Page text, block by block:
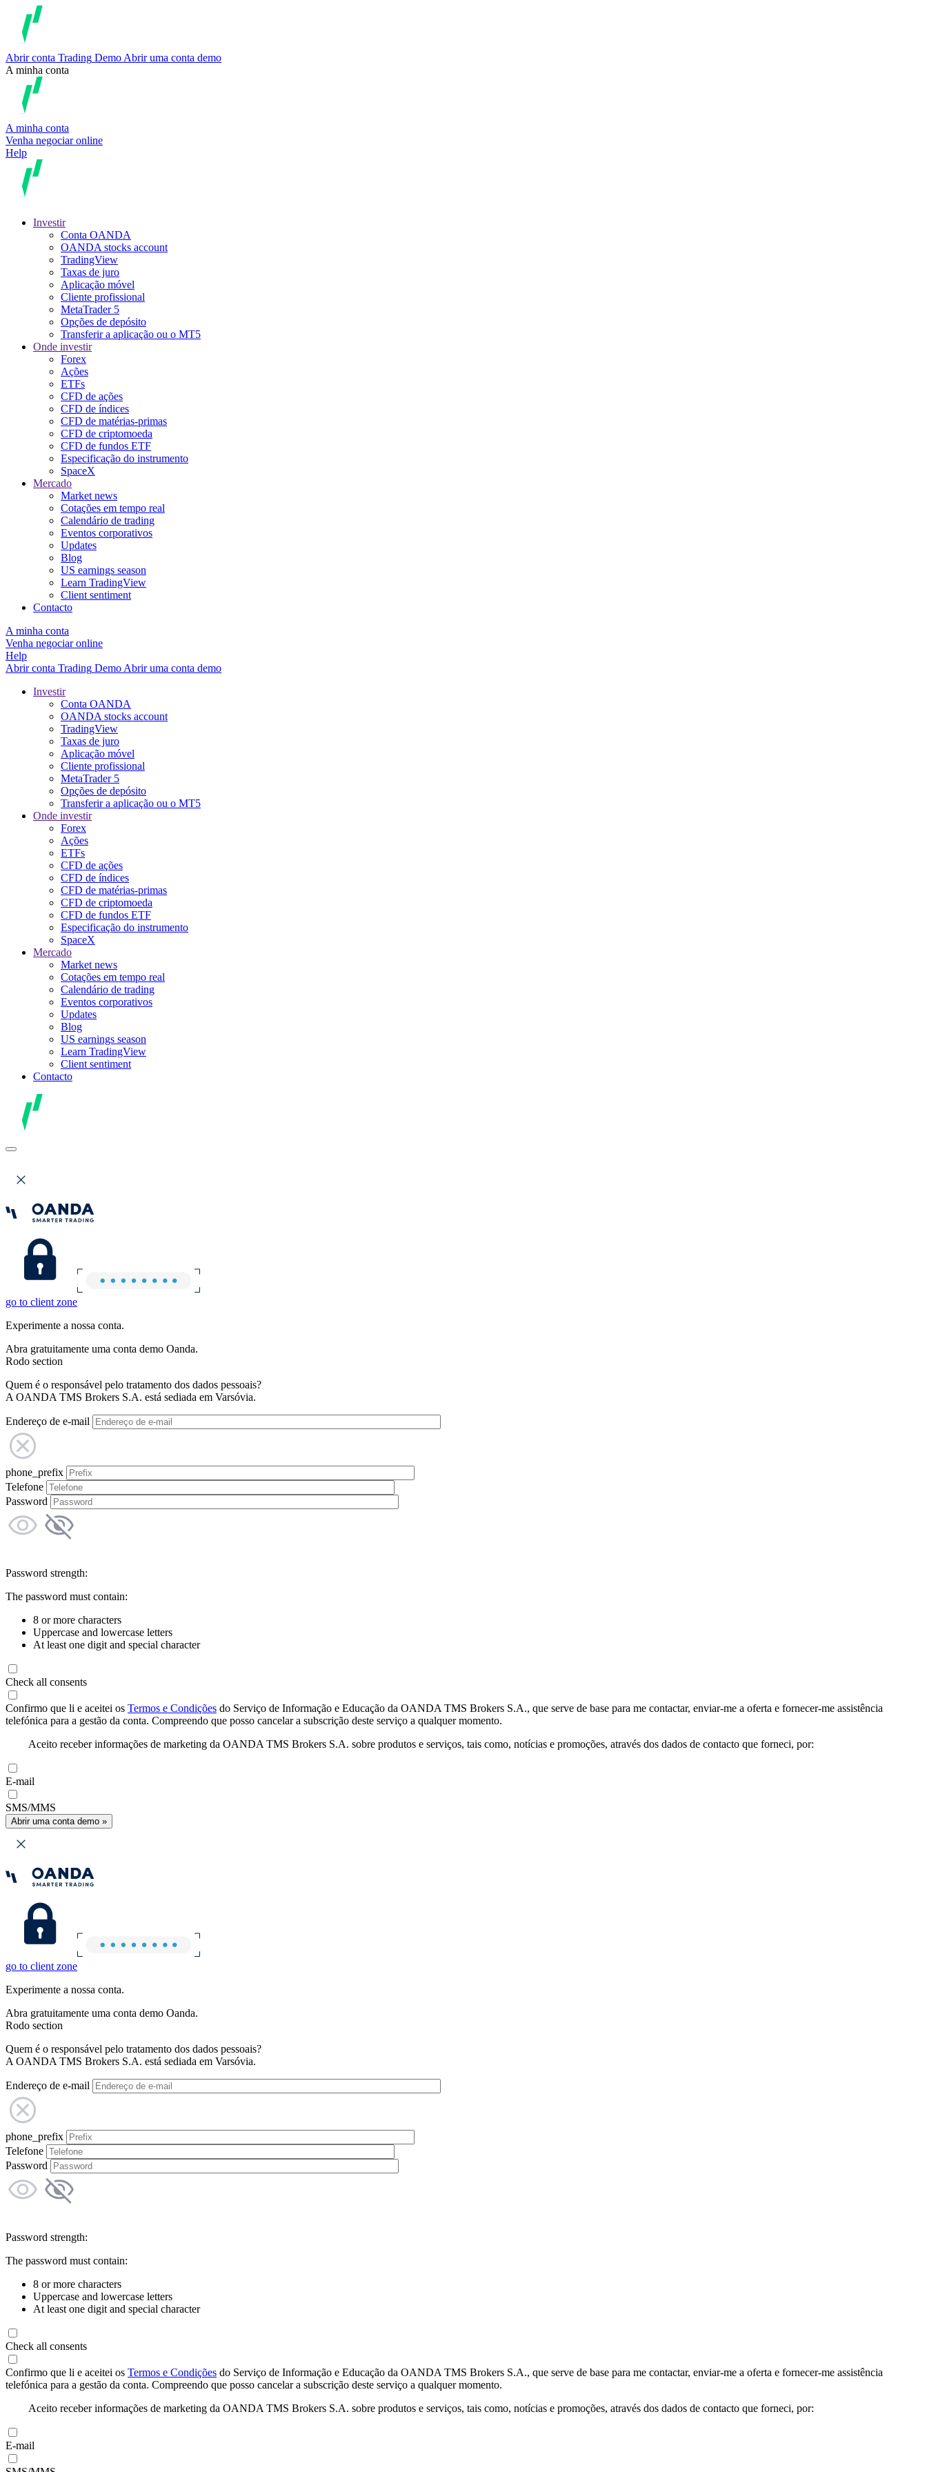
Abrir conta Trading Demo Abrir uma conta demo
A minha conta
A minha conta
Venha negociar online
Help
Investir
Conta OANDA
OANDA stocks account
TradingView
Taxas de juro
Aplicação móvel
Cliente profissional
MetaTrader 5
Opções de depósito
Transferir a aplicação ou o MT5
Onde investir
Forex
Ações
ETFs
CFD de ações
CFD de índices
CFD de matérias-primas
CFD de criptomoeda
CFD de fundos ETF
Especificação do instrumento
SpaceX
Mercado
Market news
Cotações em tempo real
Calendário de trading
Eventos corporativos
Updates
Blog
US earnings season
Learn TradingView
Client sentiment
Contacto
A minha conta
Venha negociar online
Help
Abrir conta Trading Demo Abrir uma conta demo
Investir
Conta OANDA
OANDA stocks account
TradingView
Taxas de juro
Aplicação móvel
Cliente profissional
MetaTrader 5
Opções de depósito
Transferir a aplicação ou o MT5
Onde investir
Forex
Ações
ETFs
CFD de ações
CFD de índices
CFD de matérias-primas
CFD de criptomoeda
CFD de fundos ETF
Especificação do instrumento
SpaceX
Mercado
Market news
Cotações em tempo real
Calendário de trading
Eventos corporativos
Updates
Blog
US earnings season
Learn TradingView
Client sentiment
Contacto
go to client zone
Experimente a nossa conta.
Abra gratuitamente uma conta demo Oanda.
Rodo section
Quem é o responsável pelo tratamento dos dados pessoais?
A OANDA TMS Brokers S.A. está sediada em Varsóvia.
Endereço de e-mail
phone_prefix
Telefone
Password
Password strength:
The password must contain:
8 or more characters
Uppercase and lowercase letters
At least one digit and special character
Check all consents
Confirmo que li e aceitei os Termos e Condições do Serviço de Informação e Educação da OANDA TMS Brokers S.A., que serve de base para me contactar, enviar-me a oferta e fornecer-me assistência
telefónica para a gestão da conta. Compreendo que posso cancelar a subscrição deste serviço a qualquer momento.
Aceito receber informações de marketing da OANDA TMS Brokers S.A. sobre produtos e serviços, tais como, notícias e promoções, através dos dados de contacto que forneci, por:
E-mail
SMS/MMS
Abrir uma conta demo »
go to client zone
Experimente a nossa conta.
Abra gratuitamente uma conta demo Oanda.
Rodo section
Quem é o responsável pelo tratamento dos dados pessoais?
A OANDA TMS Brokers S.A. está sediada em Varsóvia.
Endereço de e-mail
phone_prefix
Telefone
Password
Password strength:
The password must contain:
8 or more characters
Uppercase and lowercase letters
At least one digit and special character
Check all consents
Confirmo que li e aceitei os Termos e Condições do Serviço de Informação e Educação da OANDA TMS Brokers S.A., que serve de base para me contactar, enviar-me a oferta e fornecer-me assistência
telefónica para a gestão da conta. Compreendo que posso cancelar a subscrição deste serviço a qualquer momento.
Aceito receber informações de marketing da OANDA TMS Brokers S.A. sobre produtos e serviços, tais como, notícias e promoções, através dos dados de contacto que forneci, por:
E-mail